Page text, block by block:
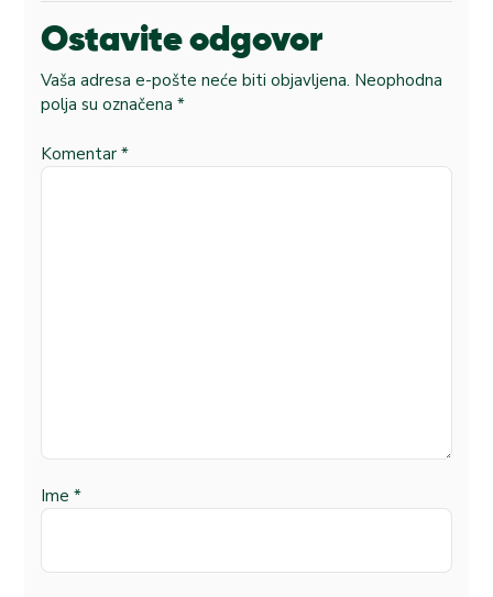
Ostavite odgovor
Vaša adresa e-pošte neće biti objavljena. Neophodna
polja su označena *
Komentar *
Ime *